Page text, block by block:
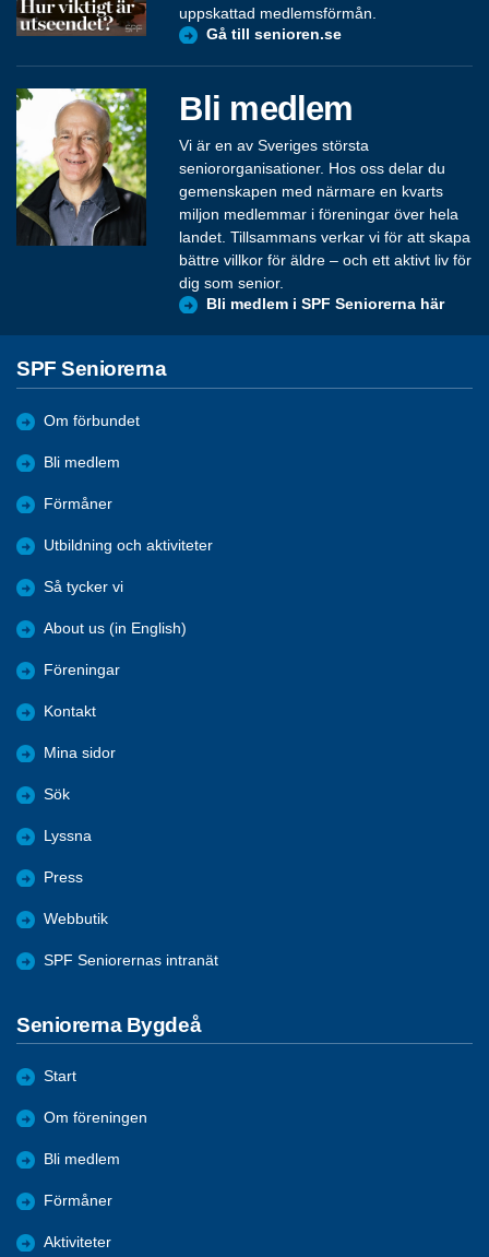
uppskattad medlemsförmån.
Gå till senioren.se
Bli medlem
Vi är en av Sveriges största
seniororganisationer. Hos oss delar du
gemenskapen med närmare en kvarts
miljon medlemmar i föreningar över hela
landet. Tillsammans verkar vi för att skapa
bättre villkor för äldre – och ett aktivt liv för
dig som senior.
Bli medlem i SPF Seniorerna här
SPF Seniorerna
Om förbundet
Bli medlem
Förmåner
Utbildning och aktiviteter
Så tycker vi
About us (in English)
Föreningar
Kontakt
Mina sidor
Sök
Lyssna
Press
Webbutik
SPF Seniorernas intranät
Seniorerna Bygdeå
Start
Om föreningen
Bli medlem
Förmåner
Aktiviteter